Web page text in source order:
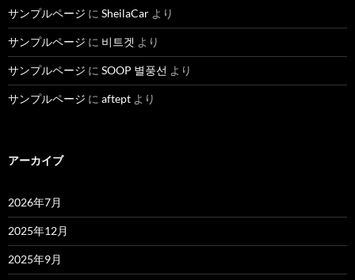
サンプルページ に SheilaCar より
サンプルページ に 비트겟 より
サンプルページ に SOOP 별풍선 より
サンプルページ に aftept より
アーカイブ
2026年7月
2025年12月
2025年9月